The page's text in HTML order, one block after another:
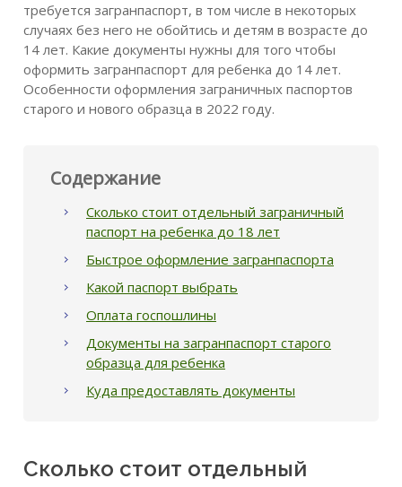
требуется загранпаспорт, в том числе в некоторых
случаях без него не обойтись и детям в возрасте до
14 лет. Какие документы нужны для того чтобы
оформить загранпаспорт для ребенка до 14 лет.
Особенности оформления заграничных паспортов
старого и нового образца в 2022 году.
Содержание
Сколько стоит отдельный заграничный
паспорт на ребенка до 18 лет
Быстрое оформление загранпаспорта
Какой паспорт выбрать
Оплата госпошлины
Документы на загранпаспорт старого
образца для ребенка
Куда предоставлять документы
Сколько стоит отдельный